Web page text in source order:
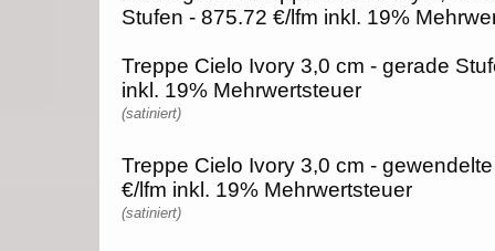
Stufen - 875.72 €/lfm inkl. 19%
Treppe Cielo Ivory 3,0 cm - gerade
inkl. 19% Mehrwertsteuer
(satiniert)
Treppe Cielo Ivory 3,0 cm -
€/lfm inkl. 19% Mehrwertsteuer
(satiniert)